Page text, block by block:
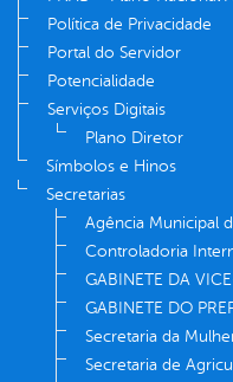
Política de Privacidade
Portal do Servidor
Potencialidade
Serviços Digitais
Plano Diretor
Símbolos e Hinos
Secretarias
Agência Municipal
Controladoria
GABINETE DA
GABINETE DO
Secretaria da
Secretaria de